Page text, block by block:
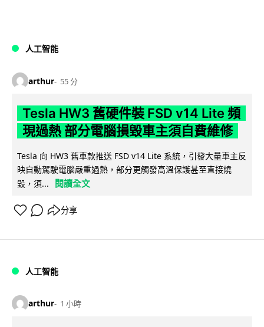
人工智能
arthur 55 分
Tesla HW3 舊硬件裝 FSD v14 Lite 頻
現過熱 部分電腦損毀車主須自費維修
Tesla 向 HW3 舊車款推送 FSD v14 Lite 系統，引發大量車主反
映自動駕駛電腦嚴重過熱，部分更觸發高溫保護甚至直接燒
毀，須...
閱讀全文
分享
人工智能
arthur 1 小時